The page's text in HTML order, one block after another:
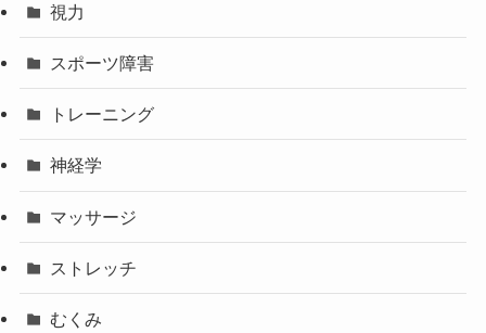
視力
スポーツ障害
トレーニング
神経学
マッサージ
ストレッチ
むくみ